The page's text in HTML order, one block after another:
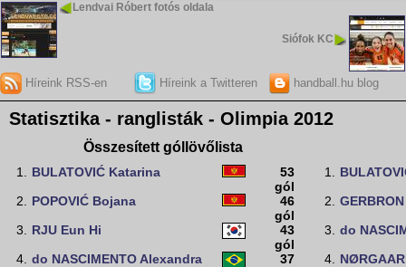
Lendvai Róbert fotós oldala
Siófok KC
Híreink RSS-en Híreink a Twitteren handball.hu blog
Statisztika - ranglisták - Olimpia 2012
Összesített góllövőlista
1. BULATOVIĆ Katarina
53
gól
2.
POPOVIĆ Bojana
46
gól
3.
RJU Eun Hi
43
gól
4. do NASCIMENTO Alexandra
37
1.
2.
3.
do
4.